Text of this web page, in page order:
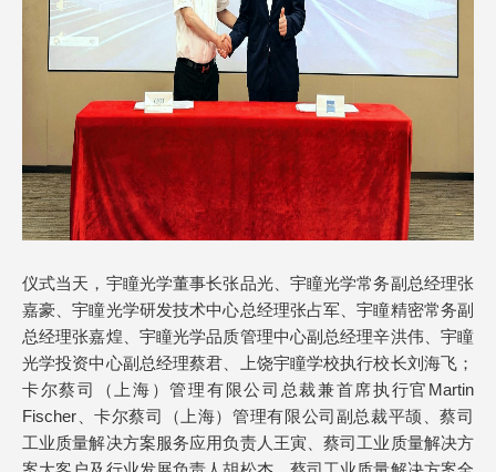
仪式当天，宇瞳光学董事长张品光、宇瞳光学常务副总经理张
嘉豪、宇瞳光学研发技术中心总经理张占军、宇瞳精密常务副
总经理张嘉煌、宇瞳光学品质管理中心副总经理辛洪伟、宇瞳
光学投资中心副总经理蔡君、上饶宇瞳学校执行校长刘海飞；
卡尔蔡司（上海）管理有限公司总裁兼首席执行官Martin
Fischer、卡尔蔡司（上海）管理有限公司副总裁平颉、蔡司
工业质量解决方案服务应用负责人王寅、蔡司工业质量解决方